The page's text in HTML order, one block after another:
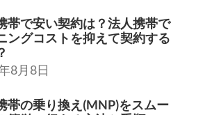
帯で安い契約は？法人携帯で
ングコストを抑えて契約する
8月8日
帯の乗り換え(MNP)をスムー